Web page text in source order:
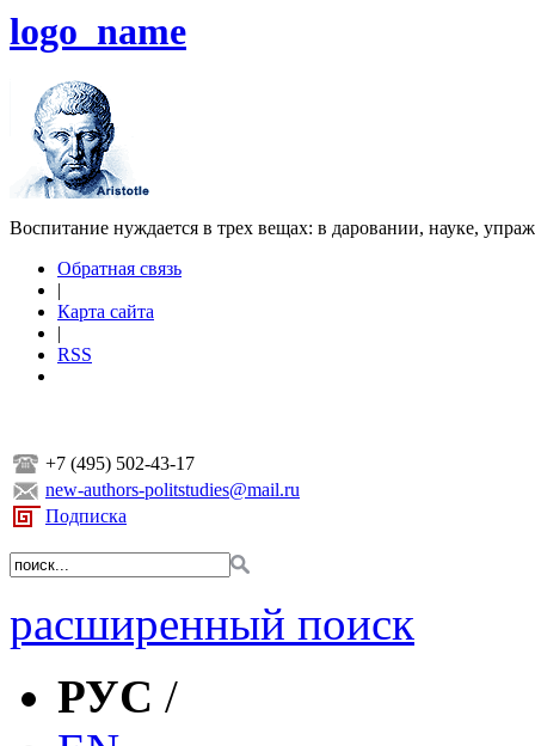
logo_name
Воспитание нуждается в трех вещах: в даровании, науке,
Обратная связь
|
Карта сайта
|
RSS
+7 (495) 502-43-17
new-authors-politstudies@mail.ru
Подписка
расширенный поиск
РУС /